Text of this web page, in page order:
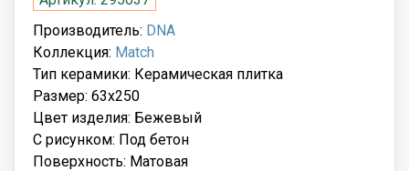
Производитель: DNA
Коллекция: Match
Тип керамики: Керамическая плитка
Размер: 63x250
Цвет изделия: Бежевый
С рисунком: Под бетон
Поверхность: Матовая